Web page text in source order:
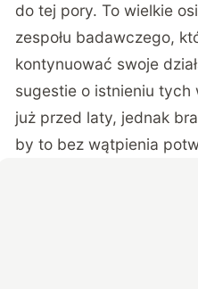
do tej pory. To wielkie
zespołu badawczego,
kontynuować swoje
sugestie o istnieniu tych
już przed laty, jednak
by to bez wątpienia